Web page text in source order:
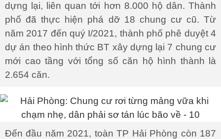
dựng lại, liên quan tới hơn 8.000 hộ dân. Thành
phố đã thực hiện phá dỡ 18 chung cư cũ. Từ
năm 2017 đến quý I/2021, thành phố phê duyệt 4
dự án theo hình thức BT xây dựng lại 7 chung cư
mới cao tầng với tổng số căn hộ hình thành là
2.654 căn.
Đến đầu năm 2021, toàn TP Hải Phòng còn 187